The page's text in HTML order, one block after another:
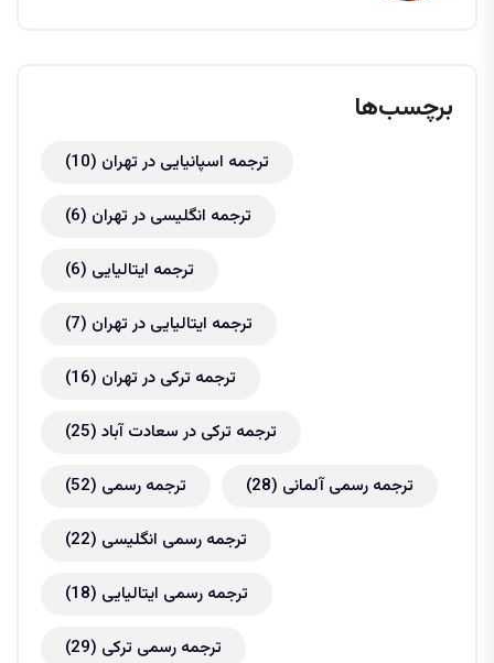
برچسب‌ها
ترجمه اسپانیایی در تهران (10)
ترجمه انگلیسی در تهران (6)
ترجمه ایتالیایی (6)
ترجمه ایتالیایی در تهران (7)
ترجمه ترکی در تهران (16)
ترجمه ترکی در سعادت آباد (25)
ترجمه رسمی (52) ترجمه رسمی آلمانی (28)
ترجمه رسمی انگلیسی (22)
ترجمه رسمی ایتالیایی (18)
ترجمه رسمی ترکی (29)